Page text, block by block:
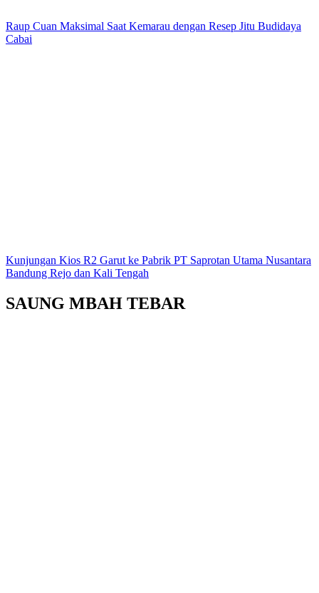
Raup Cuan Maksimal Saat Kemarau dengan Resep Jitu Budidaya
Cabai
Kunjungan Kios R2 Garut ke Pabrik PT Saprotan Utama Nusantara
Bandung Rejo dan Kali Tengah
SAUNG MBAH TEBAR